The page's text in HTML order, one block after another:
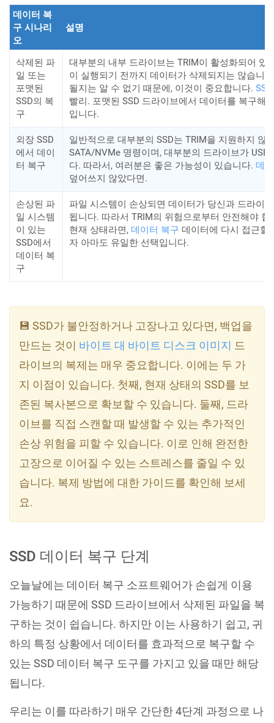
데이터 복
구 시나리
오
설명
삭제된 파
일 또는
포맷된
SSD의 복
구
대부분의 내부 드라이브는 TRIM이 활성화되어 있
이 실행되기 전까지 데이터가 삭제되지는 않습니
될지는 알 수 없기 때문에, 이것이 중요합니다.
빨리. 포맷된 SSD 드라이브에서 데이터를 복구해
입니다.
외장 SSD
에서 데이
터 복구
일반적으로 대부분의 SSD는 TRIM을 지원하지 않
SATA/NVMe 명령이며, 대부분의 드라이브가 USB
다. 따라서, 여러분은 좋은 가능성이 있습니다. 데
덮어쓰지 않았다면.
손상된 파
일 시스템
이 있는
SSD에서
데이터 복
구
파일 시스템이 손상되면 데이터가 당신과 드라이
됩니다. 따라서 TRIM의 위험으로부터 안전해야
현재 상태라면, 데이터 복구 데이터에 다시 접근할
자 아마도 유일한 선택입니다.
💾 SSD가 불안정하거나 고장나고 있다면, 백업을
만드는 것이 바이트 대 바이트 디스크 이미지 드
라이브의 복제는 매우 중요합니다. 이에는 두 가
지 이점이 있습니다. 첫째, 현재 상태의 SSD를 보
존된 복사본으로 확보할 수 있습니다. 둘째, 드라
이브를 직접 스캔할 때 발생할 수 있는 추가적인
손상 위험을 피할 수 있습니다. 이로 인해 완전한
고장으로 이어질 수 있는 스트레스를 줄일 수 있
습니다. 복제 방법에 대한 가이드를 확인해 보세
요.
SSD 데이터 복구 단계
오늘날에는 데이터 복구 소프트웨어가 손쉽게 이용
가능하기 때문에 SSD 드라이브에서 삭제된 파일을 복
구하는 것이 쉽습니다. 하지만 이는 사용하기 쉽고, 귀
하의 특정 상황에서 데이터를 효과적으로 복구할 수
있는 SSD 데이터 복구 도구를 가지고 있을 때만 해당
됩니다.
우리는 이를 따라하기 매우 간단한 4단계 과정으로 나